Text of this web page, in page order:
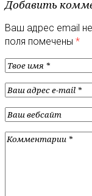
Добавить
Ваш адрес email
поля помечены *